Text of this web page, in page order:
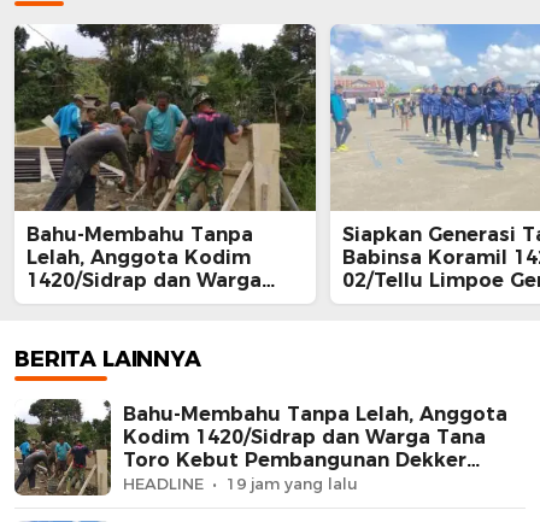
Bahu-Membahu Tanpa
Lelah, Anggota Kodim
1420/Sidrap dan Warga
Tana Toro Kebut
Jembatan Beton
Siapkan Generasi
Babinsa Koramil
02/Tellu Limpoe
Calon Paskibraka
BERITA LAINNYA
Bahu-Membahu Tanpa Lelah, Anggota
Kodim 1420/Sidrap dan Warga Tana
Toro Kebut Pembangunan Dekker
Jembatan Beton
HEADLINE 19 jam yang lalu